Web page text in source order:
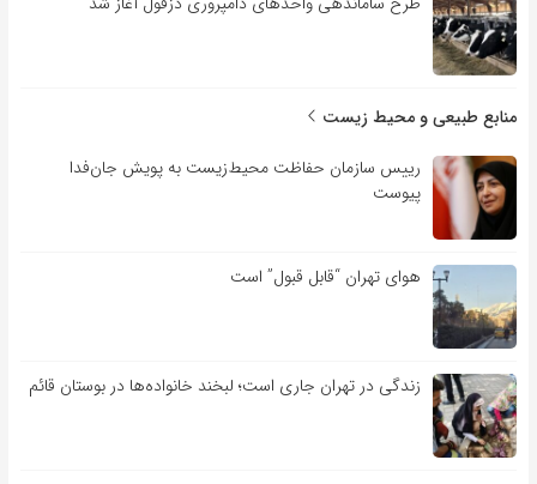
منابع طبیعی و محیط زیست
رییس سازمان حفاظت محیط‌زیست به پویش جان‌فدا
پیوست
هوای تهران “قابل قبول” است
زندگی در تهران جاری است؛ لبخند خانواده‌ها در بوستان قائم